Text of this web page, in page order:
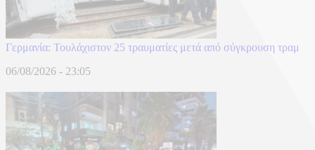
Γερμανία: Τουλάχιστον 25 τραυματίες μετά από σύγκρουση τραμ
06/08/2026 - 23:05